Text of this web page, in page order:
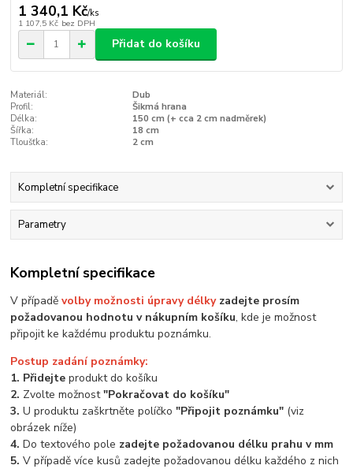
1 340,1 Kč/ks
1 107,5 Kč bez DPH
Přidat do košíku
Materiál:
Dub
Profil:
Šikmá hrana
Délka:
150 cm (+ cca 2 cm nadměrek)
Šířka:
18 cm
Tloušťka:
2 cm
Kompletní specifikace
Parametry
Kompletní specifikace
V případěvolby možnosti úpravy délkyzadejte prosím
požadovanou hodnotu v nákupním košíku, kde je možnost
připojit ke každému produktu poznámku.
Postup zadání poznámky:
1. Přidejte produkt do košíku
2. Zvolte možnost"Pokračovat do košíku"
3.U produktu zaškrtněte políčko"Připojit poznámku" (viz
obrázek níže)
4.Do textového pole zadejte požadovanou délku prahu v mm
5.V případě více kusů zadejte požadovanou délku každého z nich